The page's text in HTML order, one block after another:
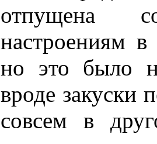
отпущена
настроениям
но это было
вроде закуски
совсем в